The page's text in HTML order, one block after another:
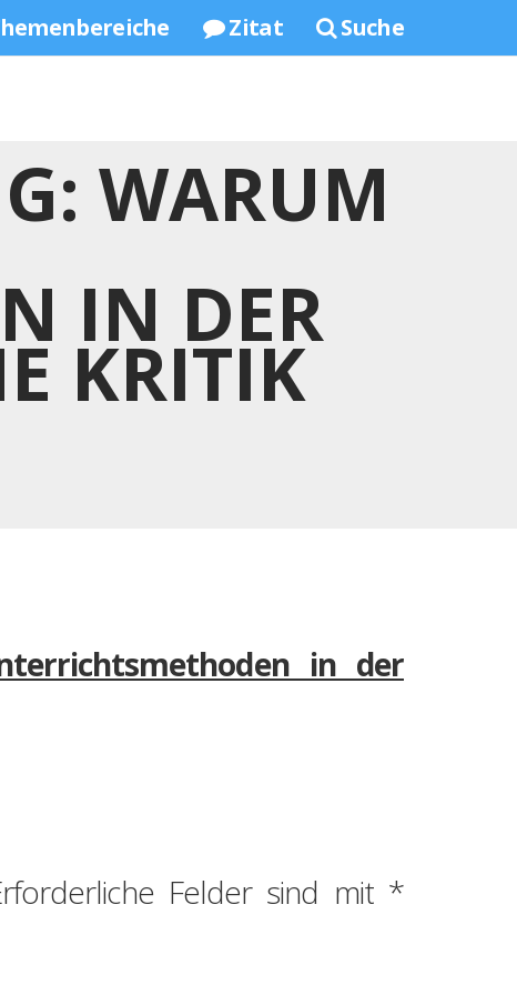
Zitat Suche
WARUM
IN DER
KRITIK
in der
Felder sind mit *